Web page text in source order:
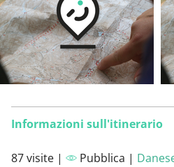
Informazioni sull'itinerario
87 visite | Pubblica |